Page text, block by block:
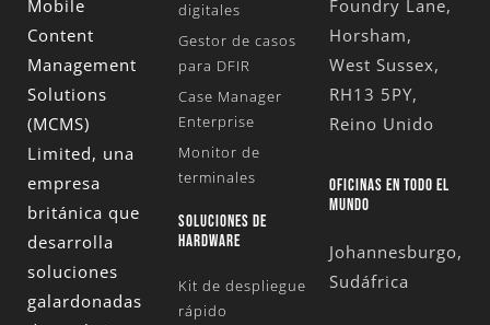
Mobile
Content
Management
Solutions
(MCMS)
Limited, una
empresa
británica que
desarrolla
soluciones
galardonadas
digitales
Gestor de casos
para DFIR
Case Manager
Enterprise
Monitor de
terminales
SOLUCIONES DE
HARDWARE
Kit de despliegue
rápido
Foundry Lane,
Horsham,
West Sussex,
RH13 5PY,
Reino Unido
OFICINAS EN TODO EL
MUNDO
Johannesburgo,
Sudáfrica